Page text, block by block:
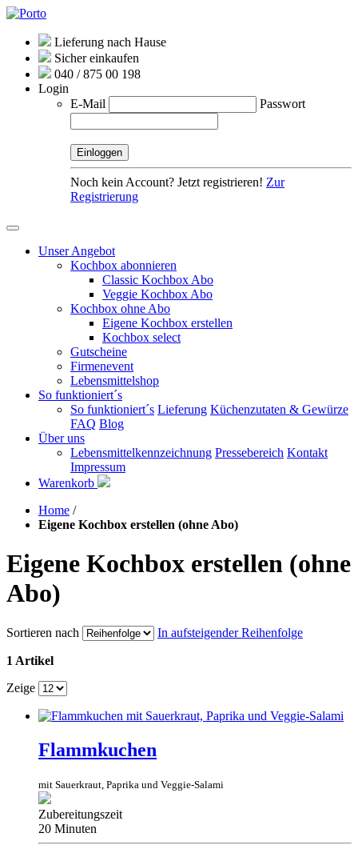
Lieferung nach Hause
Sicher einkaufen
040 / 875 00 198
Login
E-Mail
Passwort
Noch kein Account? Jetzt registrieren! Zur
Registrierung
Unser Angebot
Kochbox abonnieren
Classic Kochbox Abo
Veggie Kochbox Abo
Kochbox ohne Abo
Eigene Kochbox erstellen
Kochbox select
Gutscheine
Firmenevent
Lebensmittelshop
So funktioniert´s
So funktioniert´s Lieferung Küchenzutaten & Gewürze
FAQ Blog
Über uns
Lebensmittelkennzeichnung Pressebereich Kontakt
Impressum
Warenkorb
Home /
Eigene Kochbox erstellen (ohne Abo)
Eigene Kochbox erstellen (ohne
Abo)
Sortieren nach In aufsteigender Reihenfolge
1 Artikel
Zeige
Flammkuchen
mit Sauerkraut, Paprika und Veggie-Salami
Zubereitungszeit
20 Minuten